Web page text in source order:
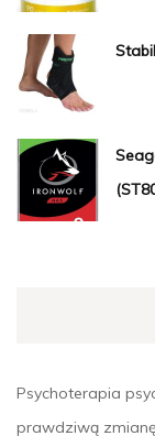
Psychoterapia
prawdziwą zmianę